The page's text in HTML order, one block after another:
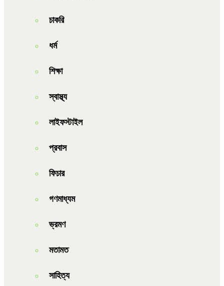
চাকরি
ধর্ম
শিক্ষা
স্বাস্থ্য
লাইফস্টাইল
প্রবাস
ফিচার
গণমাধ্যম
ভ্রমণ
মতামত
সাহিত্য